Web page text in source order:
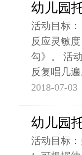
幼儿园
活动目标
反应灵敏
勾》。 活
反复唱几
2018-07-03
幼儿园
活动目标